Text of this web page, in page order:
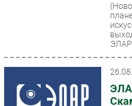
Тестовый стенд
Каталог компаний
ЭЛАР